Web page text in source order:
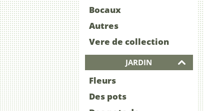
Bocaux
Autres
Vere de collection
JARDIN
Fleurs
Des pots